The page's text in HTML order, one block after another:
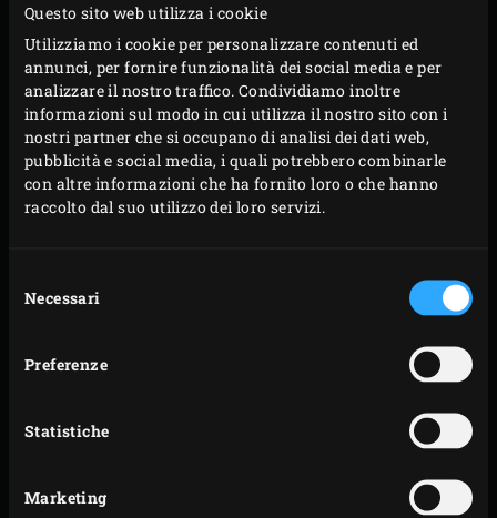
Questo sito web utilizza i cookie
Utilizziamo i cookie per personalizzare contenuti ed
annunci, per fornire funzionalità dei social media e per
analizzare il nostro traffico. Condividiamo inoltre
informazioni sul modo in cui utilizza il nostro sito con i
nostri partner che si occupano di analisi dei dati web,
pubblicità e social media, i quali potrebbero combinarle
con altre informazioni che ha fornito loro o che hanno
raccolto dal suo utilizzo dei loro servizi.
delNecessari
Preferenze
Statistiche
Marketing
Blogs
IN EVIDENZA : BIG
GREEN EGG MINIMAX
50 ANNI DI BIG GREEN
EGG
USARE E QUANDO
NEL BIG GREEN EGG
UN INVERNO BBQ?
IL POTERE DELL’EGG